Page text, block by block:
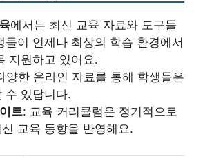
에서는 최신 교육 자료와 도구들
들이 언제나 최상의 학습 환경에서
지원하고 있어요.
양한 온라인 자료를 통해 학생들은
수 있답니다.
트: 교육 커리큘럼은 정기적으로
교육 동향을 반영해요.